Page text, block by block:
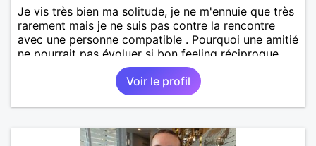
Je vis très bien ma solitude, je ne m'ennuie que très
rarement mais je ne suis pas contre la rencontre
avec une personne compatible . Pourquoi une amitié
ne pourrait pas évoluer si bon feeling réciproque...
Je recherche de la proximité car je ne souhaite pas
vivre sous le même toit.Voir le profil